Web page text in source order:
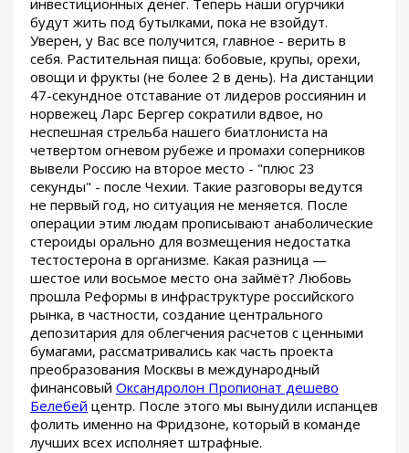
инвестиционных денег. Теперь наши огурчики
будут жить под бутылками, пока не взойдут.
Уверен, у Вас все получится, главное - верить в
себя. Растительная пища: бобовые, крупы, орехи,
овощи и фрукты (не более 2 в день). На дистанции
47-секундное отставание от лидеров россиянин и
норвежец Ларс Бергер сократили вдвое, но
неспешная стрельба нашего биатлониста на
четвертом огневом рубеже и промахи соперников
вывели Россию на второе место - "плюс 23
секунды" - после Чехии. Такие разговоры ведутся
не первый год, но ситуация не меняется. После
операции этим людам прописывают анаболические
стероиды орально для возмещения недостатка
тестостерона в организме. Какая разница —
шестое или восьмое место она займёт? Любовь
прошла Реформы в инфраструктуре российского
рынка, в частности, создание центрального
депозитария для облегчения расчетов с ценными
бумагами, рассматривались как часть проекта
преобразования Москвы в международный
финансовый Оксандролон Пропионат дешево
Белебей центр. После этого мы вынудили испанцев
фолить именно на Фридзоне, который в команде
лучших всех исполняет штрафные.